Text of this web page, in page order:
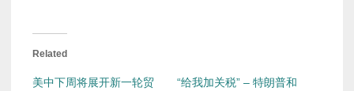
Related
美中下周将展开新一轮贸
“给我加关税” – 特朗普和